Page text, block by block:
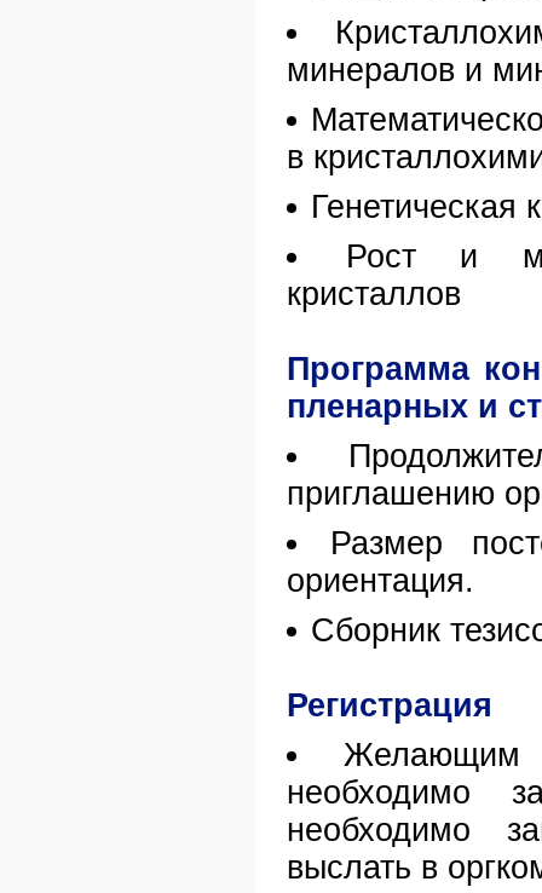
минералов и
в
Генетическая
Рост и
кристаллов
Программа
пленарных и
приглашению
Размер
ориентация.
Сборник
Регистрация
Желающим
необходимо
необходимо
выслать в